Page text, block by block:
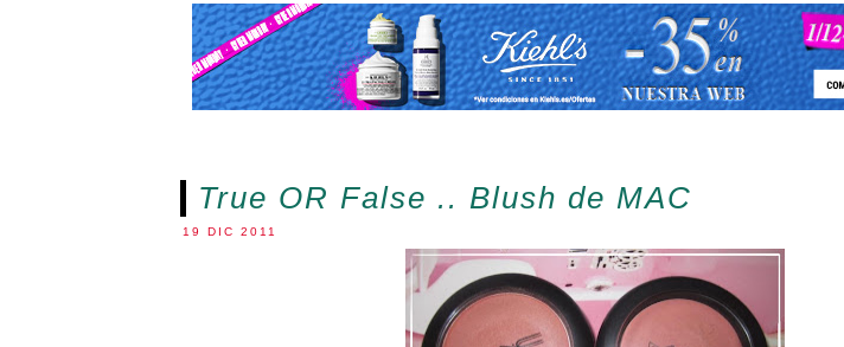
True OR False .. Blush de MAC
19 DIC 2011